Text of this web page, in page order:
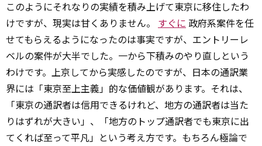
このようにそれなりの実績を積み上げて東京に移住したわ
けですが、現実は甘くありません。 すぐに 政府系案件を任
せてもらえるようになったのは事実ですが、エントリーレ
ベルの案件が大半でした。一から下積みのやり直しという
わけです。上京してから実感したのですが、日本の通訳業
界には「東京至上主義」的な価値観があります。それは、
「東京の通訳者は信用できるけれど、地方の通訳者は当た
りはずれが大きい」、「地方のトップ通訳者でも東京に出
てくれば至って平凡」という考え方です。もちろん極論で